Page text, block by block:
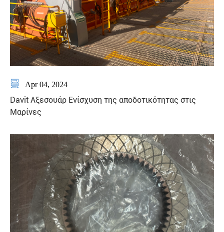
 Apr 04, 2024
Davit Αξεσουάρ Ενίσχυση της αποδοτικότητας στις
Μαρίνες